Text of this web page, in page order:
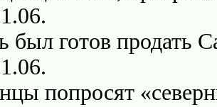
был готов продать
попросят